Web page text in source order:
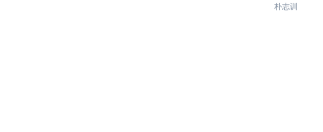
朴志训